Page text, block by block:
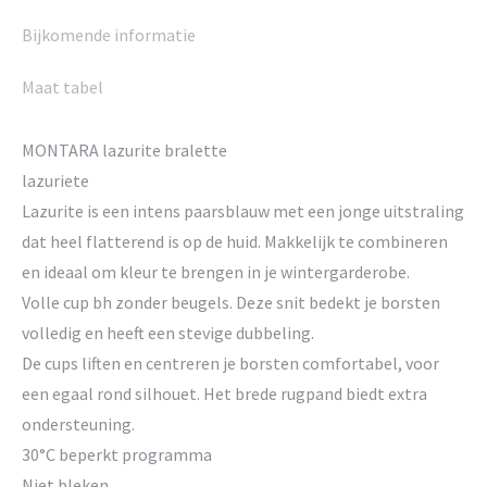
Bijkomende informatie
Maat tabel
MONTARA lazurite bralette
lazuriete
Lazurite is een intens paarsblauw met een jonge uitstraling
dat heel flatterend is op de huid. Makkelijk te combineren
en ideaal om kleur te brengen in je wintergarderobe.
Volle cup bh zonder beugels. Deze snit bedekt je borsten
volledig en heeft een stevige dubbeling.
De cups liften en centreren je borsten comfortabel, voor
een egaal rond silhouet. Het brede rugpand biedt extra
ondersteuning.
30°C beperkt programma